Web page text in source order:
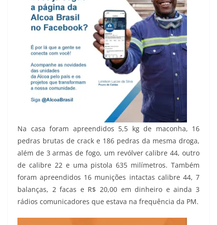
Na casa foram apreendidos 5,5 kg de maconha, 16
pedras brutas de crack e 186 pedras da mesma droga,
além de 3 armas de fogo, um revólver calibre 44, outro
de calibre 22 e uma pistola 635 milímetros. Também
foram apreendidos 16 munições intactas calibre 44, 7
balanças, 2 facas e R$ 20,00 em dinheiro e ainda 3
rádios comunicadores que estava na frequência da PM.